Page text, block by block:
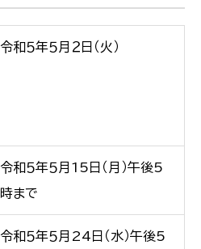
令和５年５月２日（火）
令和５年５月15日（月）午後5
時まで
令和５年５月24日（水）午後5